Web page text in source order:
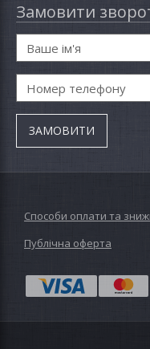
Замовити
Способи оплати та
Публічна оферта